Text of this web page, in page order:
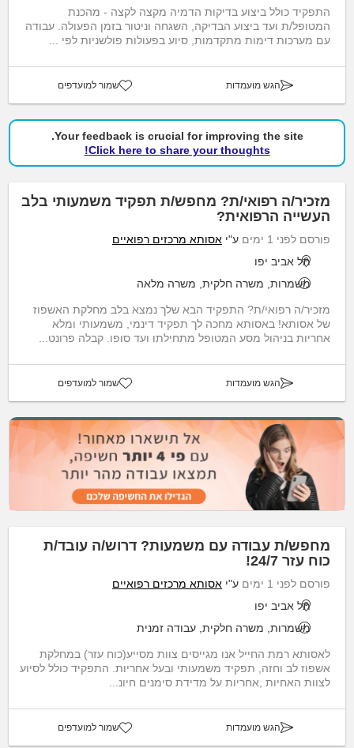
התפקיד כולל ביצוע בדיקות הדמיה מקצה לקצה - מהכנת
המטופל/ת ועד ביצוע הבדיקה, השגחה וניטור בזמן הפעולה. עבודה
עם מערכות דימות מתקדמות, סיוע בפעולות פולשניות לפי ...
הגש מועמדות שמור למועדפים
Your feedback is crucial for improving the site.
Click here to share your thoughts!
מזכיר/ה רפואי/ת? מחפש/ת תפקיד משמעותי בלב
העשייה הרפואית?
פורסם לפני 1 ימים ע"י אסותא מרכזים רפואיים
תל אביב יפו
משמרות, משרה חלקית, משרה מלאה
מזכיר/ה רפואי/ת? התפקיד הבא שלך נמצא בלב מחלקת האשפוז
של אסותא! באסותא מחכה לך תפקיד דינמי, משמעותי ומלא
אחריות בניהול מסע המטופל מתחילתו ועד סופו. קבלה פרונט...
הגש מועמדות שמור למועדפים
מחפש/ת עבודה עם משמעות? דרוש/ה עובד/ת
כוח עזר 24/7!
פורסם לפני 1 ימים ע"י אסותא מרכזים רפואיים
תל אביב יפו
משמרות, משרה חלקית, עבודה זמנית
לאסותא רמת החייל אנו מגייסים צוות מסייע(כוח עזר) במחלקת
אשפוז לב וחזה, תפקיד משמעותי ובעל אחריות. התפקיד כולל לסיוע
לצוות האחיות ,אחריות על מדידת סימנים חיונ...
הגש מועמדות שמור למועדפים